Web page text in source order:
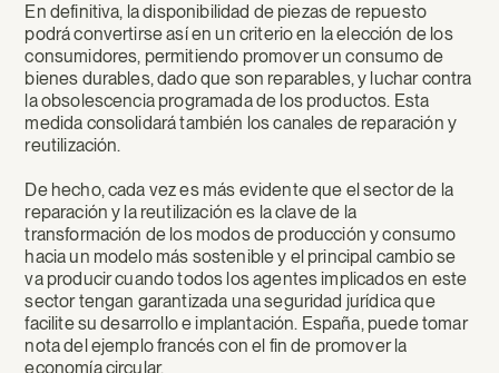
En definitiva, la disponibilidad de piezas de repuesto
podrá convertirse así en un criterio en la elección de los
consumidores, permitiendo promover un consumo de
bienes durables, dado que son reparables, y luchar contra
la obsolescencia programada de los productos. Esta
medida consolidará también los canales de reparación y
reutilización.
De hecho, cada vez es más evidente que el sector de la
reparación y la reutilización es la clave de la
transformación de los modos de producción y consumo
hacia un modelo más sostenible y el principal cambio se
va producir cuando todos los agentes implicados en este
sector tengan garantizada una seguridad jurídica que
facilite su desarrollo e implantación. España, puede tomar
nota del ejemplo francés con el fin de promover la
economía circular.